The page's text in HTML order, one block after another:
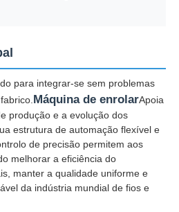
para integrar-se sem problemas
Máquina de enrolarApoia
produção e a evolução dos
estrutura de automação flexível e
de precisão permitem aos
melhorar a eficiência do
manter a qualidade uniforme e
da indústria mundial de fios e